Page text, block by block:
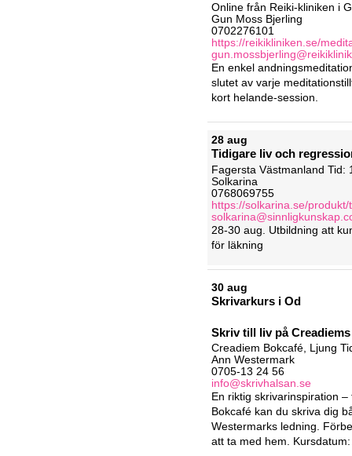
On ine från Reiki- k iniken i G
Gun Moss Bjerling
0702276101
https://reikikliniken.se/
En en ke and ningsmed itatio
s utet av varje med itationsti
kort he ande-session.
28 aug
Tidigare liv och regressio
Fagersta Västmanland Tid:
Solkarina
0768069755
https://solkarina.se/
28-30 aug Utbildning att ku
för läkning
30 aug
Skrivarkurs i Od
Skriv till liv på Creadiems
Cread iem Bokcafé, Ljung
Ann Westermark
0705-13 24 56
info@skrivhalsan.se
En riktig skrivarinspiration –
Bokcafé kan du skriva d ig b
Westermarks ed ning. Förbe
att ta med hem. Kursdatum: